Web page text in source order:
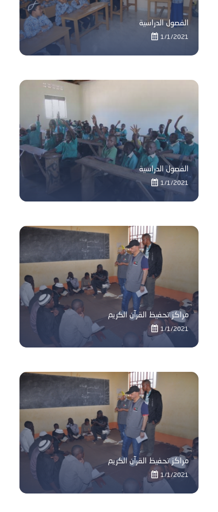
الفصول الدراسية
1/1/2021
الفصول الدراسية
1/1/2021
مراكز تحفيظ القرآن الكريم
1/1/2021
مراكز تحفيظ القرآن الكريم
1/1/2021